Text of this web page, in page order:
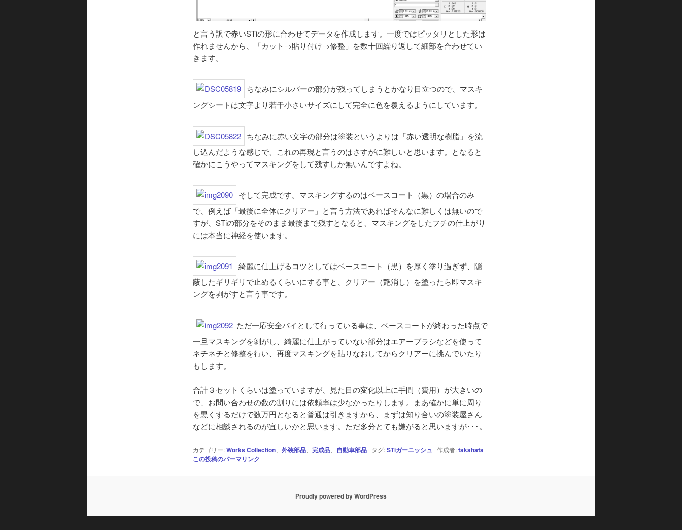
と言う訳で赤いSTiの形に合わせてデータを作成します。一度ではピッタリとした形は
作れませんから、「カット→貼り付け→修整」を数十回繰り返して細部を合わせてい
きます。
ちなみにシルバーの部分が残ってしまうとかなり目立つので、マスキ
ングシートは文字より若干小さいサイズにして完全に色を覆えるようにしています。
ちなみに赤い文字の部分は塗装というよりは「赤い透明な樹脂」を流
し込んだような感じで、これの再現と言うのはさすがに難しいと思います。となると
確かにこうやってマスキングをして残すしか無いんですよね。
そして完成です。マスキングするのはベースコート（黒）の場合のみ
で、例えば「最後に全体にクリアー」と言う方法であればそんなに難しくは無いので
すが、STiの部分をそのまま最後まで残すとなると、マスキングをしたフチの仕上がり
には本当に神経を使います。
綺麗に仕上げるコツとしてはベースコート（黒）を厚く塗り過ぎず、隠
蔽したギリギリで止めるくらいにする事と、クリアー（艶消し）を塗ったら即マスキ
ングを剥がすと言う事です。
ただ一応安全パイとして行っている事は、ベースコートが終わった時点で
一旦マスキングを剝がし、綺麗に仕上がっていない部分はエアーブラシなどを使って
ネチネチと修整を行い、再度マスキングを貼りなおしてからクリアーに挑んでいたり
もします。
合計３セットくらいは塗っていますが、見た目の変化以上に手間（費用）が大きいの
で、お問い合わせの数の割りには依頼率は少なかったりします。まあ確かに単に周り
を黒くするだけで数万円となると普通は引きますから、まずは知り合いの塗装屋さん
などに相談されるのが宜しいかと思います。ただ多分とても嫌がると思いますが･･･。
カテゴリー:Works Collection、 外装部品、 完成品、 自動車部品タグ:STiガーニッシュ 作成者:takahata
この投稿のパーマリンク
Proudly powered by WordPress